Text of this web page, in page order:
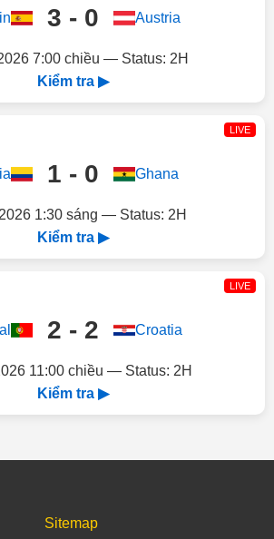
3 - 0 Austria
7:00 chiều — Status: 2H
Kiểm tra ▶
LIVE
1 - 0 Ghana
1:30 sáng — Status: 2H
Kiểm tra ▶
LIVE
2 - 2 Croatia
11:00 chiều — Status: 2H
Kiểm tra ▶
Sitemap